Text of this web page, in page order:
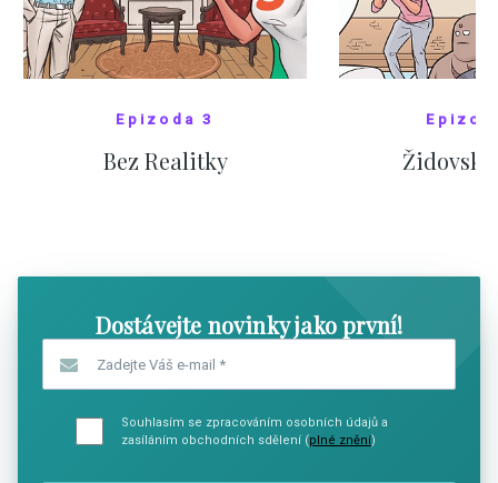
Epizoda 3
Bez Realitky
Dostávejte novinky jako první!
Souhlasím se zpracováním osobních údajů a
zasíláním obchodních sdělení (plné znění)